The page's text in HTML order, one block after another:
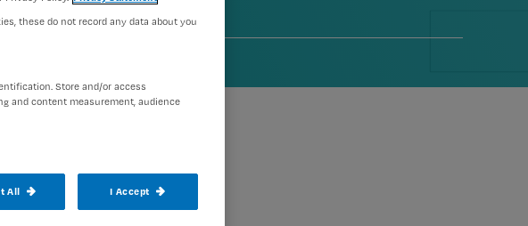
these do not record any data about you
Store and/or access
and content measurement, audience
All I Accept